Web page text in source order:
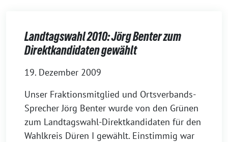
Landtagswahl 2010: Jörg Benter zum
Direktkandidaten gewählt
19. Dezember 2009
Unser Fraktionsmitglied und Ortsverbands-
Sprecher Jörg Benter wurde von den Grünen
zum Landtagswahl-Direktkandidaten für den
Wahlkreis Düren I gewählt. Einstimmig war